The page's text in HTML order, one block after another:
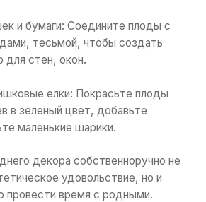
и бумаги: Соедините плоды с
тесьмой, чтобы создать
для стен, окон.
елки: Покрасьте плоды
в зеленый цвет, добавьте
маленькие шарики.
декора собственноручно не
удовольствие, но и
провести время с родными.